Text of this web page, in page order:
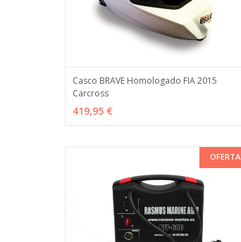
VER OPCIONES
Casco BRAVE Homologado FIA 2015
Carcross
419,95 €
OFERTA